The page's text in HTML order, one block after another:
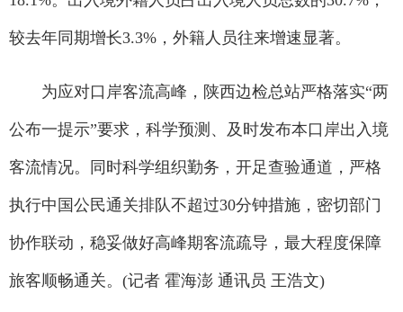
较去年同期增长3.3%，外籍人员往来增速显著。
为应对口岸客流高峰，陕西边检总站严格落实“两
公布一提示”要求，科学预测、及时发布本口岸出入境
客流情况。同时科学组织勤务，开足查验通道，严格
执行中国公民通关排队不超过30分钟措施，密切部门
协作联动，稳妥做好高峰期客流疏导，最大程度保障
旅客顺畅通关。(记者 霍海澎 通讯员 王浩文)